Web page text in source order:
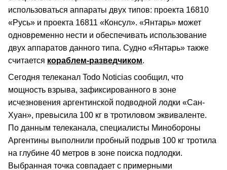
использоваться аппараты двух типов: проекта 16810
«Русь» и проекта 16811 «Консул». «Янтарь» может
одновременно нести и обеспечивать использование
двух аппаратов данного типа. Судно «Янтарь» также
считается кораблем-разведчиком.
Сегодня телеканал Todo Noticias сообщил, что
мощность взрыва, зафиксированного в зоне
исчезновения аргентинской подводной лодки «Сан-
Хуан», превысила 100 кг в тротиловом эквиваленте.
По данным телеканала, специалисты Минобороны
Аргентины выполнили пробный подрыв 100 кг тротила
на глубине 40 метров в зоне поиска подлодки.
Выбранная точка совпадает с примерными